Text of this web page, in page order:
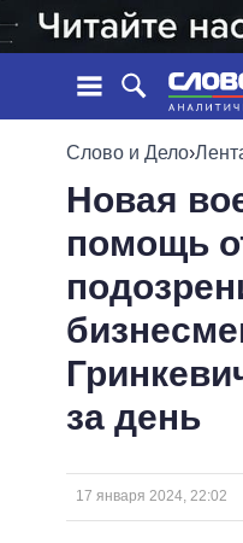
ЛЕНТА
СОБЫТИЯ
СТАТЬИ
МНЕНИЯ
ОБЗОРЫ
ДАЙДЖЕСТЫ
ВСЕ ПОЛИТИКИ
ПРЕЗИДЕНТ И
ВЕРХОВНАЯ
КАБИНЕТ
МЭРЫ
ВСЕ ПЕРСОНЫ
Слово и Дело›
Новая
помощь
за день
17 января 2024, 22:02